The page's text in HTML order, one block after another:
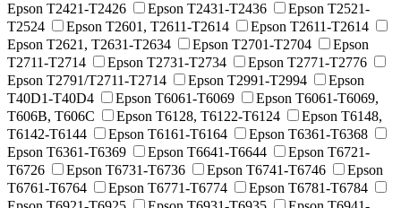
Epson T2421-T2426
Epson T2431-T2436
Epson T2521-
T2524
Epson T2601, T2611-T2614
Epson T2611-T2614
Epson T2621, T2631-T2634
Epson T2701-T2704
Epson
T2711-T2714
Epson T2731-T2734
Epson T2771-T2776
Epson T2791/T2711-T2714
Epson T2991-T2994
Epson
T40D1-T40D4
Epson T6061-T6069
Epson T6061-T6069,
T606B, T606C
Epson T6128, T6122-T6124
Epson T6148,
T6142-T6144
Epson T6161-T6164
Epson T6361-T6368
Epson T6361-T6369
Epson T6641-T6644
Epson T6721-
T6726
Epson T6731-T6736 Epson T6741-T6746
Epson
T6761-T6764
Epson T6771-T6774
Epson T6781-T6784